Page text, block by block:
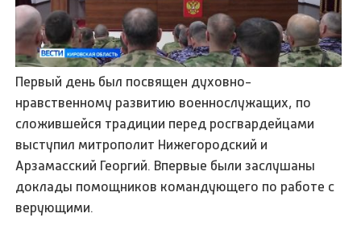
Первый день был посвящен духовно-
нравственному развитию военнослужащих, по
сложившейся традиции перед росгвардейцами
выступил митрополит Нижегородский и
Арзамасский Георгий. Впервые были заслушаны
доклады помощников командующего по работе с
верующими.